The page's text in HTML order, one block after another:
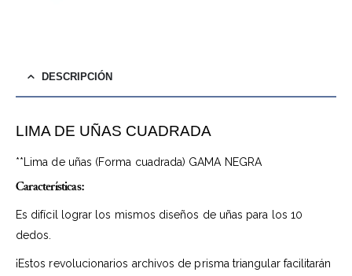
DESCRIPCIÓN
LIMA DE UÑAS CUADRADA
**Lima de uñas (Forma cuadrada) GAMA NEGRA
Características:
Es difícil lograr los mismos diseños de uñas para los 10
dedos.
¡Estos revolucionarios archivos de prisma triangular facilitarán